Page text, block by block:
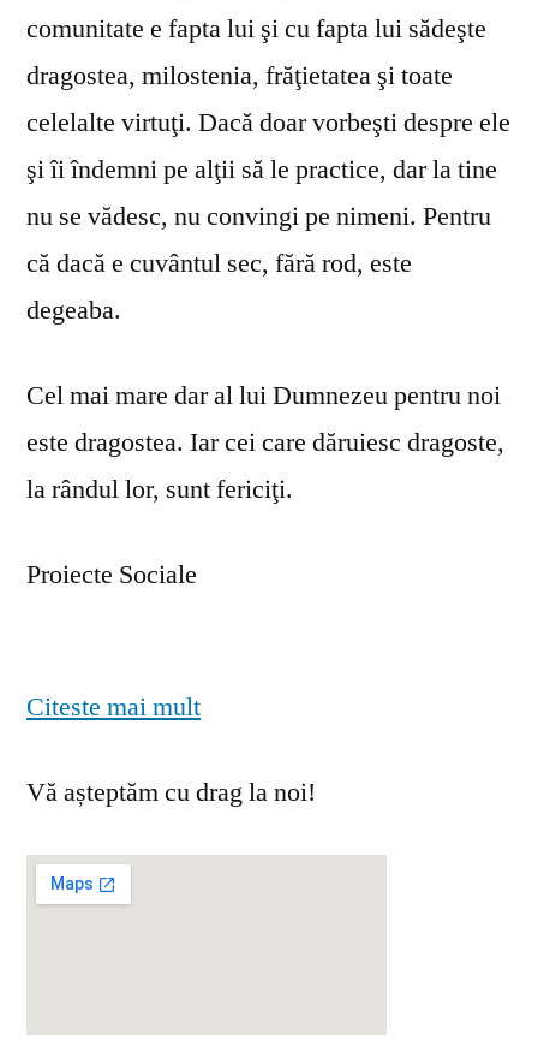
comunitate e fapta lui şi cu fapta lui sădeşte
dragostea, milostenia, frăţietatea şi toate
celelalte virtuţi. Dacă doar vorbeşti despre ele
şi îi îndemni pe alţii să le practice, dar la tine
nu se vă­desc, nu convingi pe nimeni. Pentru
că dacă e cuvântul sec, fără rod, este
degeaba.
Cel mai mare dar al lui Dumnezeu pentru noi
este dragostea. Iar cei care dăruiesc dragoste,
la rândul lor, sunt fericiţi.
Proiecte Sociale
Citeste mai mult
Vă așteptăm cu drag la noi!